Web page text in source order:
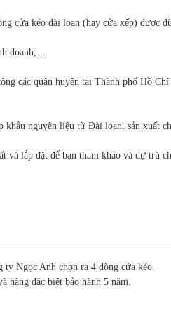
cửa kéo đài loan (hay cửa xếp) được
doanh,…
các quận huyện tại Thành phố Hồ
khẩu nguyên liệu từ Đài loan, sản xuất
và lắp đặt để bạn tham khảo và dự trù
ty Ngọc Anh chọn ra 4 dòng cửa kéo.
hàng đặc biệt bảo hành 5 năm.